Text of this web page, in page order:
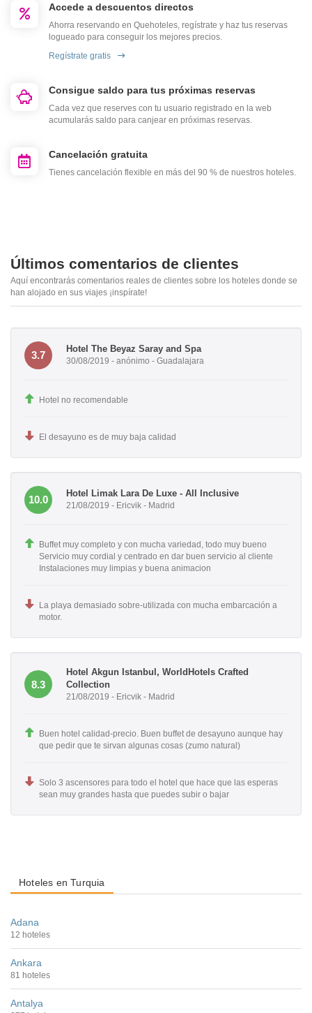
Accede a descuentos directos
Ahorra reservando en Quehoteles, regístrate y haz tus reservas
logueado para conseguir los mejores precios.
Regístrate gratis
Consigue saldo para tus próximas reservas
Cada vez que reserves con tu usuario registrado en la web
acumularás saldo para canjear en próximas reservas.
Cancelación gratuita
Tienes cancelación flexible en más del 90 % de nuestros hoteles.
Últimos comentarios de clientes
Aquí encontrarás comentarios reales de clientes sobre los hoteles donde se
han alojado en sus viajes ¡inspírate!
3.7
Hotel The Beyaz Saray and Spa
30/08/2019 - anónimo - Guadalajara
Hotel no recomendable
El desayuno es de muy baja calidad
10.0
Hotel Limak Lara De Luxe - All Inclusive
21/08/2019 - Ericvik - Madrid
Buffet muy completo y con mucha variedad, todo muy bueno
Servicio muy cordial y centrado en dar buen servicio al cliente
Instalaciones muy limpias y buena animacion
La playa demasiado sobre-utilizada con mucha embarcación a
motor.
8.3
Hotel Akgun Istanbul, WorldHotels Crafted
Collection
21/08/2019 - Ericvik - Madrid
Buen hotel calidad-precio. Buen buffet de desayuno aunque hay
que pedir que te sirvan algunas cosas (zumo natural)
Solo 3 ascensores para todo el hotel que hace que las esperas
sean muy grandes hasta que puedes subir o bajar
Hoteles en Turquia
Adana
12 hoteles
Ankara
81 hoteles
Antalya